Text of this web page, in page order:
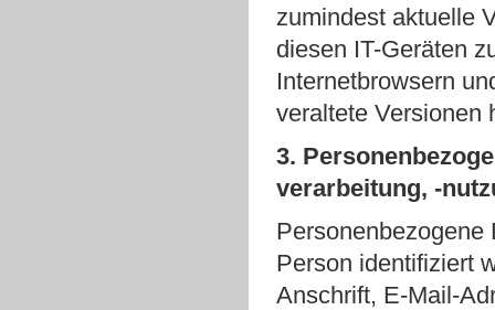
zumindest aktuelle
diesen IT-Geräten
Internetbrowsern
veraltete Versionen
3.
verarbeitung, -
Personenbezogene
Person identifiziert
Anschrift, E-Mail-